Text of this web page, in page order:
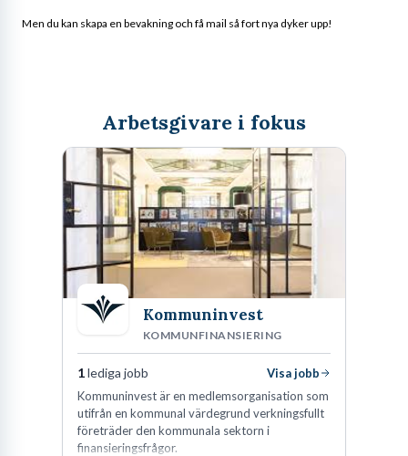
Men du kan skapa en bevakning och få mail så fort nya dyker upp!
Arbetsgivare i fokus
Kommuninvest
KOMMUNFINANSIERING
1lediga jobb
Visa jobb
Kommuninvest är en medlemsorganisation som
utifrån en kommunal värdegrund verkningsfullt
företräder den kommunala sektorn i
finansieringsfrågor.